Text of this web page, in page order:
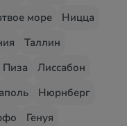
море
Ницца
Таллин
Пиза
Лиссабон
Нюрнберг
Генуя